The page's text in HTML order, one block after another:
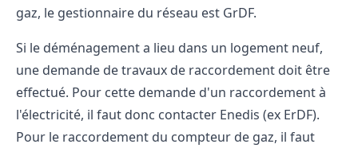
gaz, le gestionnaire du réseau est GrDF.
Si le déménagement a lieu dans un logement neuf,
une demande de travaux de raccordement doit être
effectué. Pour cette demande d'un raccordement à
l'électricité, il faut donc contacter Enedis (ex ErDF).
Pour le raccordement du compteur de gaz, il faut